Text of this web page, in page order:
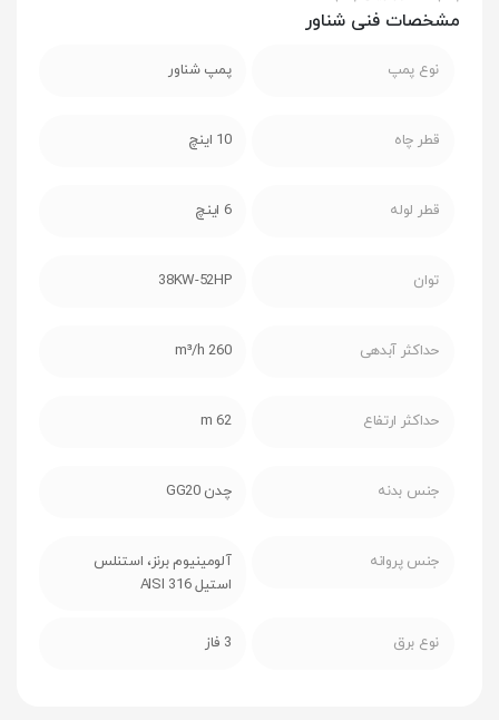
مشخصات فنی شناور
نوع پمپ پمپ شناور
قطر چاه 10 اینچ
قطر لوله 6 اینچ
توان 38KW-52HP
حداکثر آبدهی 260 m³/h
حداکثر ارتفاع 62 m
جنس بدنه چدن GG20
جنس پروانه
آلومینیوم برنز، استنلس
استیل AISI 316
نوع برق 3 فاز